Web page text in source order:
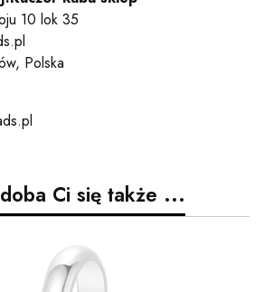
10 lok 35
Polska
Ci się także ...